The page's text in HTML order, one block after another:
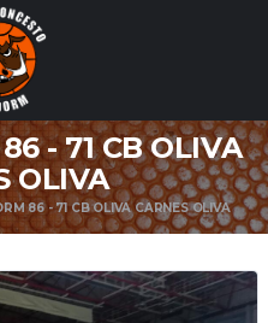
- 71 CB OLIVA
OLIVA
86 - 71 CB OLIVA CARNES OLIVA